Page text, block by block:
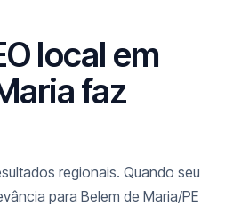
local em
faz
regionais. Quando seu
para Belem de Maria/PE